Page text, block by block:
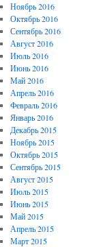
Ноябрь 2016
Октябрь 2016
Сентябрь 2016
Август 2016
Июль 2016
Июнь 2016
Май 2016
Апрель 2016
Февраль 2016
Январь 2016
Декабрь 2015
Ноябрь 2015
Октябрь 2015
Сентябрь 2015
Август 2015
Июль 2015
Июнь 2015
Май 2015
Апрель 2015
Март 2015